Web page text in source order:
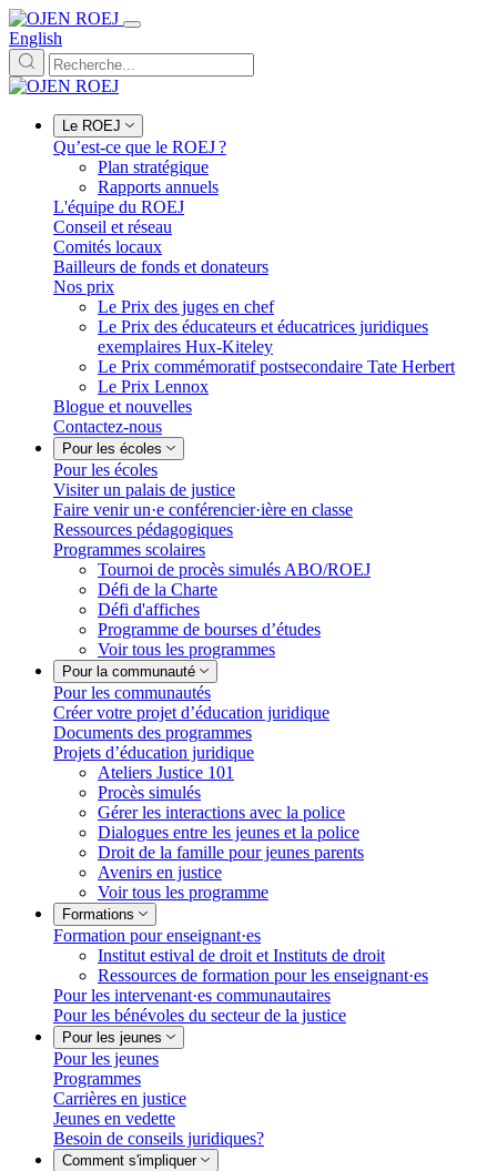
English
Le ROEJ
Qu’est-ce que le ROEJ ?
Plan stratégique
Rapports annuels
L'équipe du ROEJ
Conseil et réseau
Comités locaux
Bailleurs de fonds et donateurs
Nos prix
Le Prix des juges en chef
Le Prix des éducateurs et éducatrices juridiques
exemplaires Hux-Kiteley
Le Prix commémoratif postsecondaire Tate Herbert
Le Prix Lennox
Blogue et nouvelles
Contactez-nous
Pour les écoles
Pour les écoles
Visiter un palais de justice
Faire venir un·e conférencier·ière en classe
Ressources pédagogiques
Programmes scolaires
Tournoi de procès simulés ABO/ROEJ
Défi de la Charte
Défi d'affiches
Programme de bourses d’études
Voir tous les programmes
Pour la communauté
Pour les communautés
Créer votre projet d’éducation juridique
Documents des programmes
Projets d’éducation juridique
Ateliers Justice 101
Procès simulés
Gérer les interactions avec la police
Dialogues entre les jeunes et la police
Droit de la famille pour jeunes parents
Avenirs en justice
Voir tous les programme
Formations
Formation pour enseignant·es
Institut estival de droit et Instituts de droit
Ressources de formation pour les enseignant·es
Pour les intervenant·es communautaires
Pour les bénévoles du secteur de la justice
Pour les jeunes
Pour les jeunes
Programmes
Carrières en justice
Jeunes en vedette
Besoin de conseils juridiques?
Comment s'impliquer